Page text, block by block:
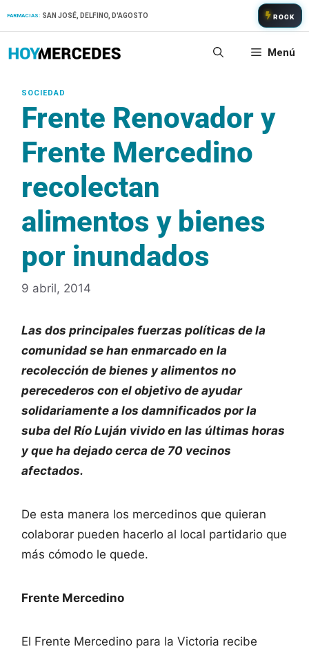
FARMACIAS: SAN JOSÉ, DELFINO, D'AGOSTO ROCK
Menú
Frente Renovador y
Frente Mercedino
recolectan
alimentos y bienes
por inundados
9 abril, 2014
Las dos principales fuerzas políticas de la
comunidad se han enmarcado en la
recolección de bienes y alimentos no
perecederos con el objetivo de ayudar
solidariamente a los damnificados por la
suba del Río Luján vivido en las últimas horas
y que ha dejado cerca de 70 vecinos
afectados.
De esta manera los mercedinos que quieran
colaborar pueden hacerlo al local partidario que
más cómodo le quede.
Frente Mercedino
El Frente Mercedino para la Victoria recibe